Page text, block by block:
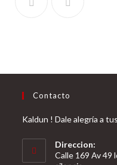
Contacto
Kaldun ! Dale alegría a
Direccion:
Calle 169 Av 49